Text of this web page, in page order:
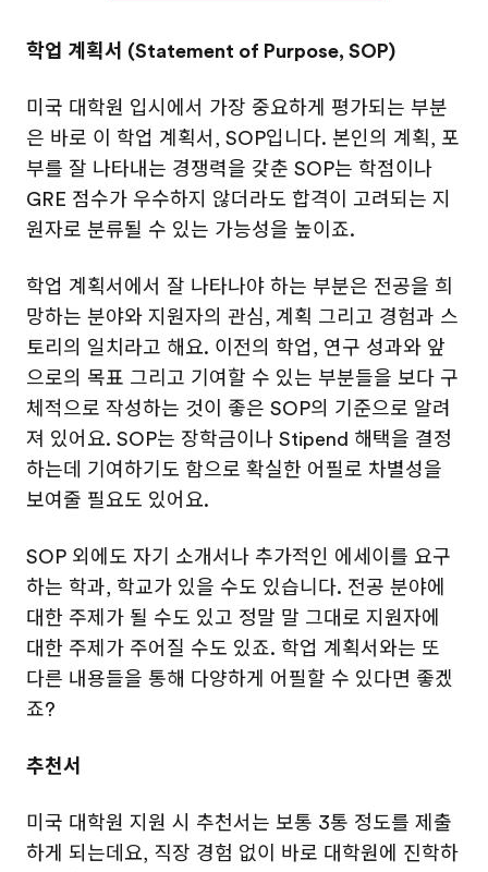
학업 계획서 (Statement of Purpose, SOP)
미국 대학원 입시에서 가장 중요하게 평가되는 부분
은 바로 이 학업 계획서, SOP입니다. 본인의 계획, 포
부를 잘 나타내는 경쟁력을 갖춘 SOP는 학점이나
GRE 점수가 우수하지 않더라도 합격이 고려되는 지
원자로 분류될 수 있는 가능성을 높이죠.
학업 계획서에서 잘 나타나야 하는 부분은 전공을 희
망하는 분야와 지원자의 관심, 계획 그리고 경험과 스
토리의 일치라고 해요. 이전의 학업, 연구 성과와 앞
으로의 목표 그리고 기여할 수 있는 부분들을 보다 구
체적으로 작성하는 것이 좋은 SOP의 기준으로 알려
져 있어요. SOP는 장학금이나 Stipend 해택을 결정
하는데 기여하기도 함으로 확실한 어필로 차별성을
보여줄 필요도 있어요.
SOP 외에도 자기 소개서나 추가적인 에세이를 요구
하는 학과, 학교가 있을 수도 있습니다. 전공 분야에
대한 주제가 될 수도 있고 정말 말 그대로 지원자에
대한 주제가 주어질 수도 있죠. 학업 계획서와는 또
다른 내용들을 통해 다양하게 어필할 수 있다면 좋겠
죠?
추천서
미국 대학원 지원 시 추천서는 보통 3통 정도를 제출
하게 되는데요, 직장 경험 없이 바로 대학원에 진학하